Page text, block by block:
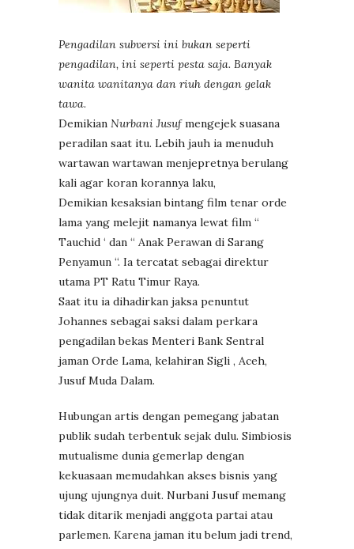
Pengadilan subversi ini bukan seperti
pengadilan, ini seperti pesta saja. Banyak
wanita wanitanya dan riuh dengan gelak
tawa.
Demikian Nurbani Jusufmengejek suasana
peradilan saat itu. Lebih jauh ia menuduh
wartawan wartawan menjepretnya berulang
kali agar koran korannya laku,
Demikian kesaksian bintang film tenar orde
lama yang melejit namanya lewat film “
Tauchid ‘ dan “ Anak Perawan di Sarang
Penyamun “. Ia tercatat sebagai direktur
utama PT Ratu Timur Raya.
Saat itu ia dihadirkan jaksa penuntut
Johannes sebagai saksi dalam perkara
pengadilan bekas Menteri Bank Sentral
jaman Orde Lama, kelahiran Sigli , Aceh,
Jusuf Muda Dalam.
Hubungan artis dengan pemegang jabatan
publik sudah terbentuk sejak dulu. Simbiosis
mutualisme dunia gemerlap dengan
kekuasaan memudahkan akses bisnis yang
ujung ujungnya duit. Nurbani Jusuf memang
tidak ditarik menjadi anggota partai atau
parlemen. Karena jaman itu belum jadi trend,